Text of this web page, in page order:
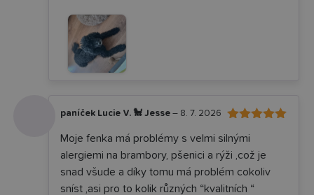
z 5
paníček Lucie V. 🐩 Jesse – 8. 7. 2026
Moje fenka má problémy s velmi silnými
alergiemi na brambory, pšenici a rýži ,což je
snad všude a díky tomu má problém cokoliv
sníst ,asi pro to kolik různých “kvalitních “